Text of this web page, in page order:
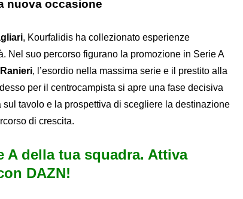
nuova occasione
, Kourfalidis ha collezionato esperienze
Nel suo percorso figurano la promozione in Serie A
, l’esordio nella massima serie e il prestito alla
per il centrocampista si apre una fase decisiva
tavolo e la prospettiva di scegliere la destinazione
di crescita.
A della tua squadra. Attiva
DAZN!